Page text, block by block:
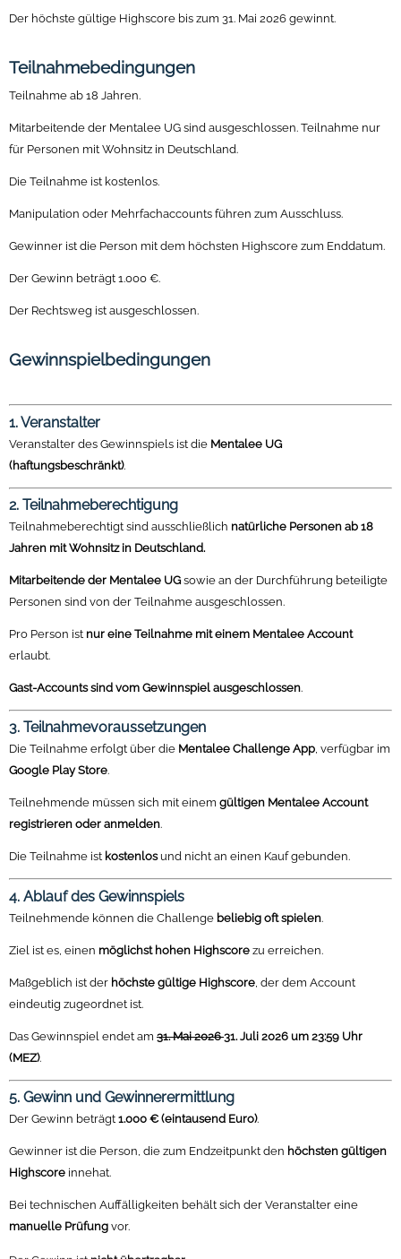
Der höchste gültige Highscore bis zum 31. Mai 2026 gewinnt.
Teilnahmebedingungen
Teilnahme ab 18 Jahren.
Mitarbeitende der Mentalee UG sind ausgeschlossen. Teilnahme nur
für Personen mit Wohnsitz in Deutschland.
Die Teilnahme ist kostenlos.
Manipulation oder Mehrfachaccounts führen zum Ausschluss.
Gewinner ist die Person mit dem höchsten Highscore zum Enddatum.
Der Gewinn beträgt 1.000 €.
Der Rechtsweg ist ausgeschlossen.
Gewinnspielbedingungen
1. Veranstalter
Veranstalter des Gewinnspiels ist die Mentalee UG
(haftungsbeschränkt).
2. Teilnahmeberechtigung
Teilnahmeberechtigt sind ausschließlich natürliche Personen ab 18
Jahren mit Wohnsitz in Deutschland.
Mitarbeitende der Mentalee UGsowie an der Durchführung beteiligte
Personen sind von der Teilnahme ausgeschlossen.
Pro Person ist nur eine Teilnahme mit einem Mentalee Account
erlaubt.
Gast-Accounts sind vom Gewinnspiel ausgeschlossen.
3. Teilnahmevoraussetzungen
Die Teilnahme erfolgt über die Mentalee Challenge App, verfügbar im
Google Play Store.
Teilnehmende müssen sich mit einem gültigen Mentalee Account
registrieren oder anmelden.
Die Teilnahme ist kostenlosund nicht an einen Kauf gebunden.
4. Ablauf des Gewinnspiels
Teilnehmende können die Challenge beliebig oft spielen.
Ziel ist es, einen möglichst hohen Highscore zu erreichen.
Maßgeblich ist der höchste gültige Highscore , der dem Account
eindeutig zugeordnet ist.
Das Gewinnspiel endet am 31. Mai 202631. Juli 2026 um 23:59 Uhr
(MEZ).
5. Gewinn und Gewinnerermittlung
Der Gewinn beträgt 1.000 € (eintausend Euro).
Gewinner ist die Person, die zum Endzeitpunkt den höchsten gültigen
Highscore innehat.
Bei technischen Auffälligkeiten behält sich der Veranstalter eine
manuelle Prüfung vor.